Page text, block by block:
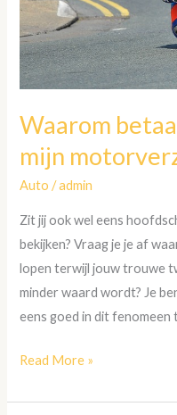
Waarom
mijn
Auto /admin
Zit jij ook wel eens
bekijken? Vraag je je af
lopen terwijl jouw trouwe
minder waard wordt? Je
eens goed in dit fenomeen
motorverzekering?
Read More »